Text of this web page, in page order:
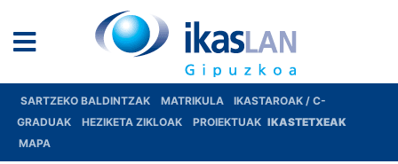
SARTZEKO BALDINTZAK MATRIKULA
IKASTAROAK / C-
GRADUAK
HEZIKETA ZIKLOAK PROIEKTUAK IKASTETXEAK
MAPA